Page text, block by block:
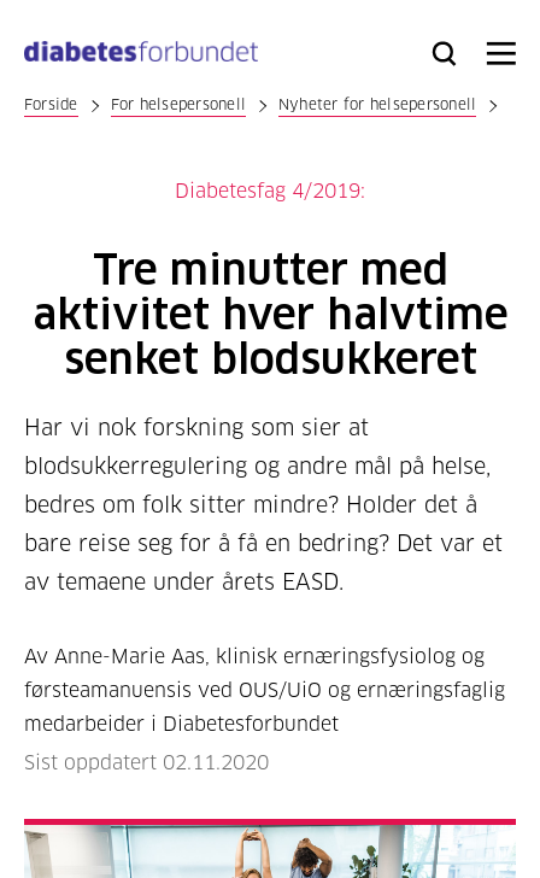
hovedinnhold
Bli
Logg
Søk Meny
Forside For helsepersonell Nyheter for helsepersonell
Diabetesfag 4/2019:
Tre minutter med
aktivitet hver halvtime
senket blodsukkeret
Har vi nok forskning som sier at
blodsukkerregulering og andre mål på helse,
bedres om folk sitter mindre? Holder det å
bare reise seg for å få en bedring? Det var et
av temaene under årets EASD.
Av Anne-Marie Aas, klinisk ernæringsfysiolog og
førsteamanuensis ved OUS/UiO og ernæringsfaglig
medarbeider i Diabetesforbundet
Sist oppdatert 02.11.2020